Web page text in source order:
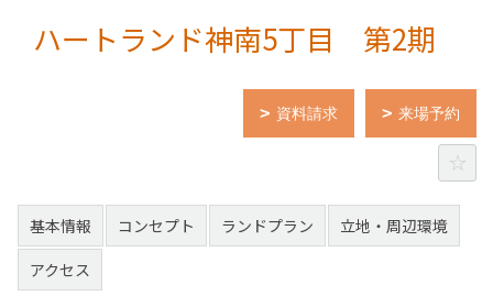
ハートランド神南5丁目 第2期
資料請求 来場予約
基本情報 コンセプト ランドプラン
立地・周辺環境
アクセス